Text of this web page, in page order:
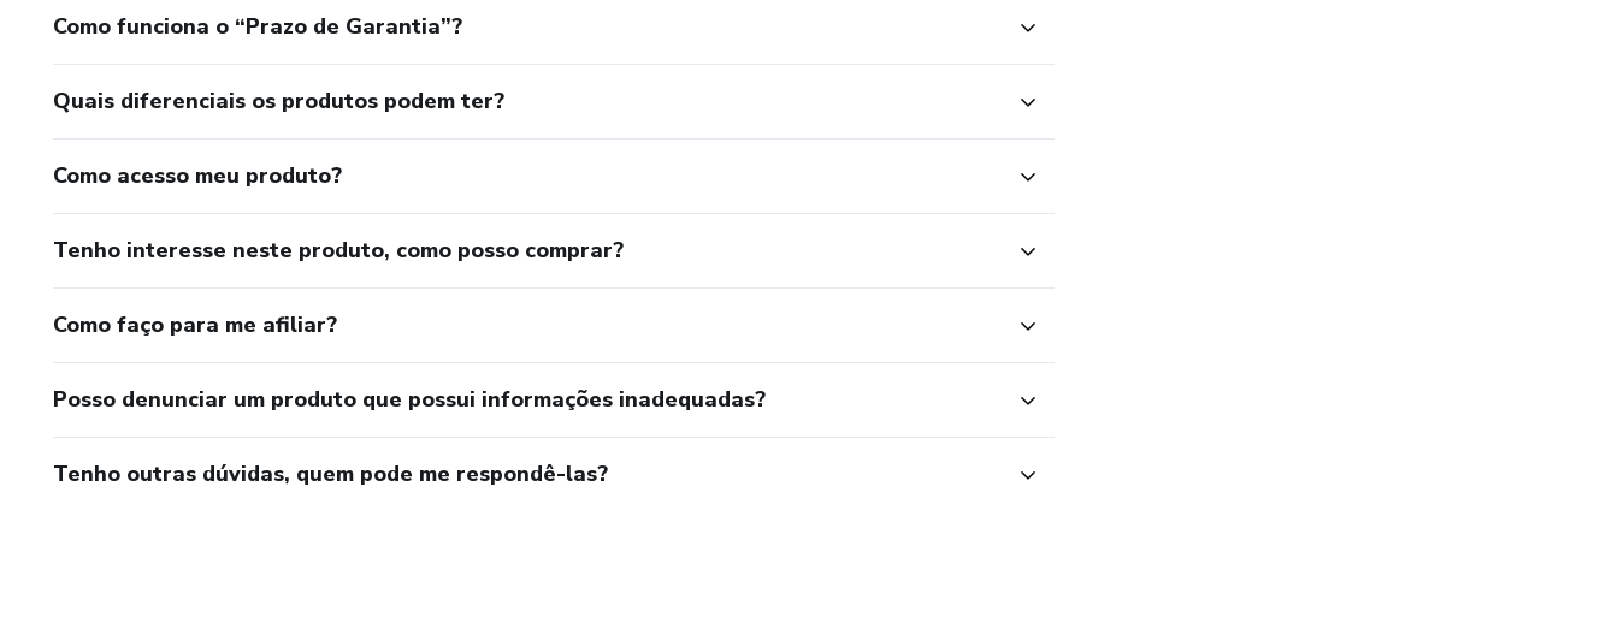
Como funciona o “Prazo de Garantia”?
Quais diferenciais os produtos podem ter?
Como acesso meu produto?
Tenho interesse neste produto, como posso comprar?
Como faço para me afiliar?
Posso denunciar um produto que possui informações inadequadas?
Tenho outras dúvidas, quem pode me respondê-las?